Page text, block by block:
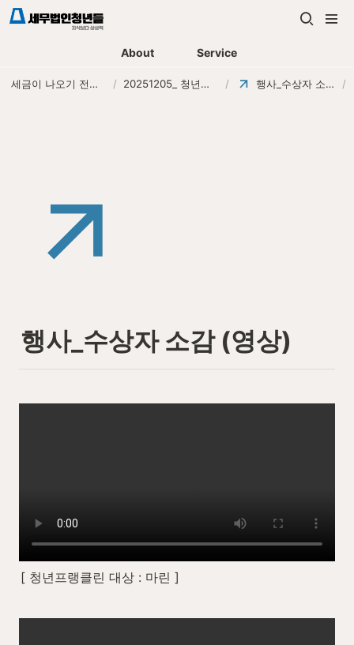
About Service
세금이 나오기 전에, 먼저 연락하는 세무법인 / 20251205_ 청년들 Break the box / 행사_수상자 소감 (영상) /
행사_수상자 소감 (영상)
[ 청년프랭클린 대상 : 마린 ]